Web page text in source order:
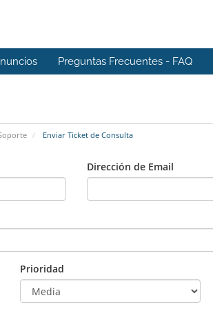
Preguntas Frecuentes - FAQ
Enviar Ticket de Consulta
Dirección de Email
Prioridad